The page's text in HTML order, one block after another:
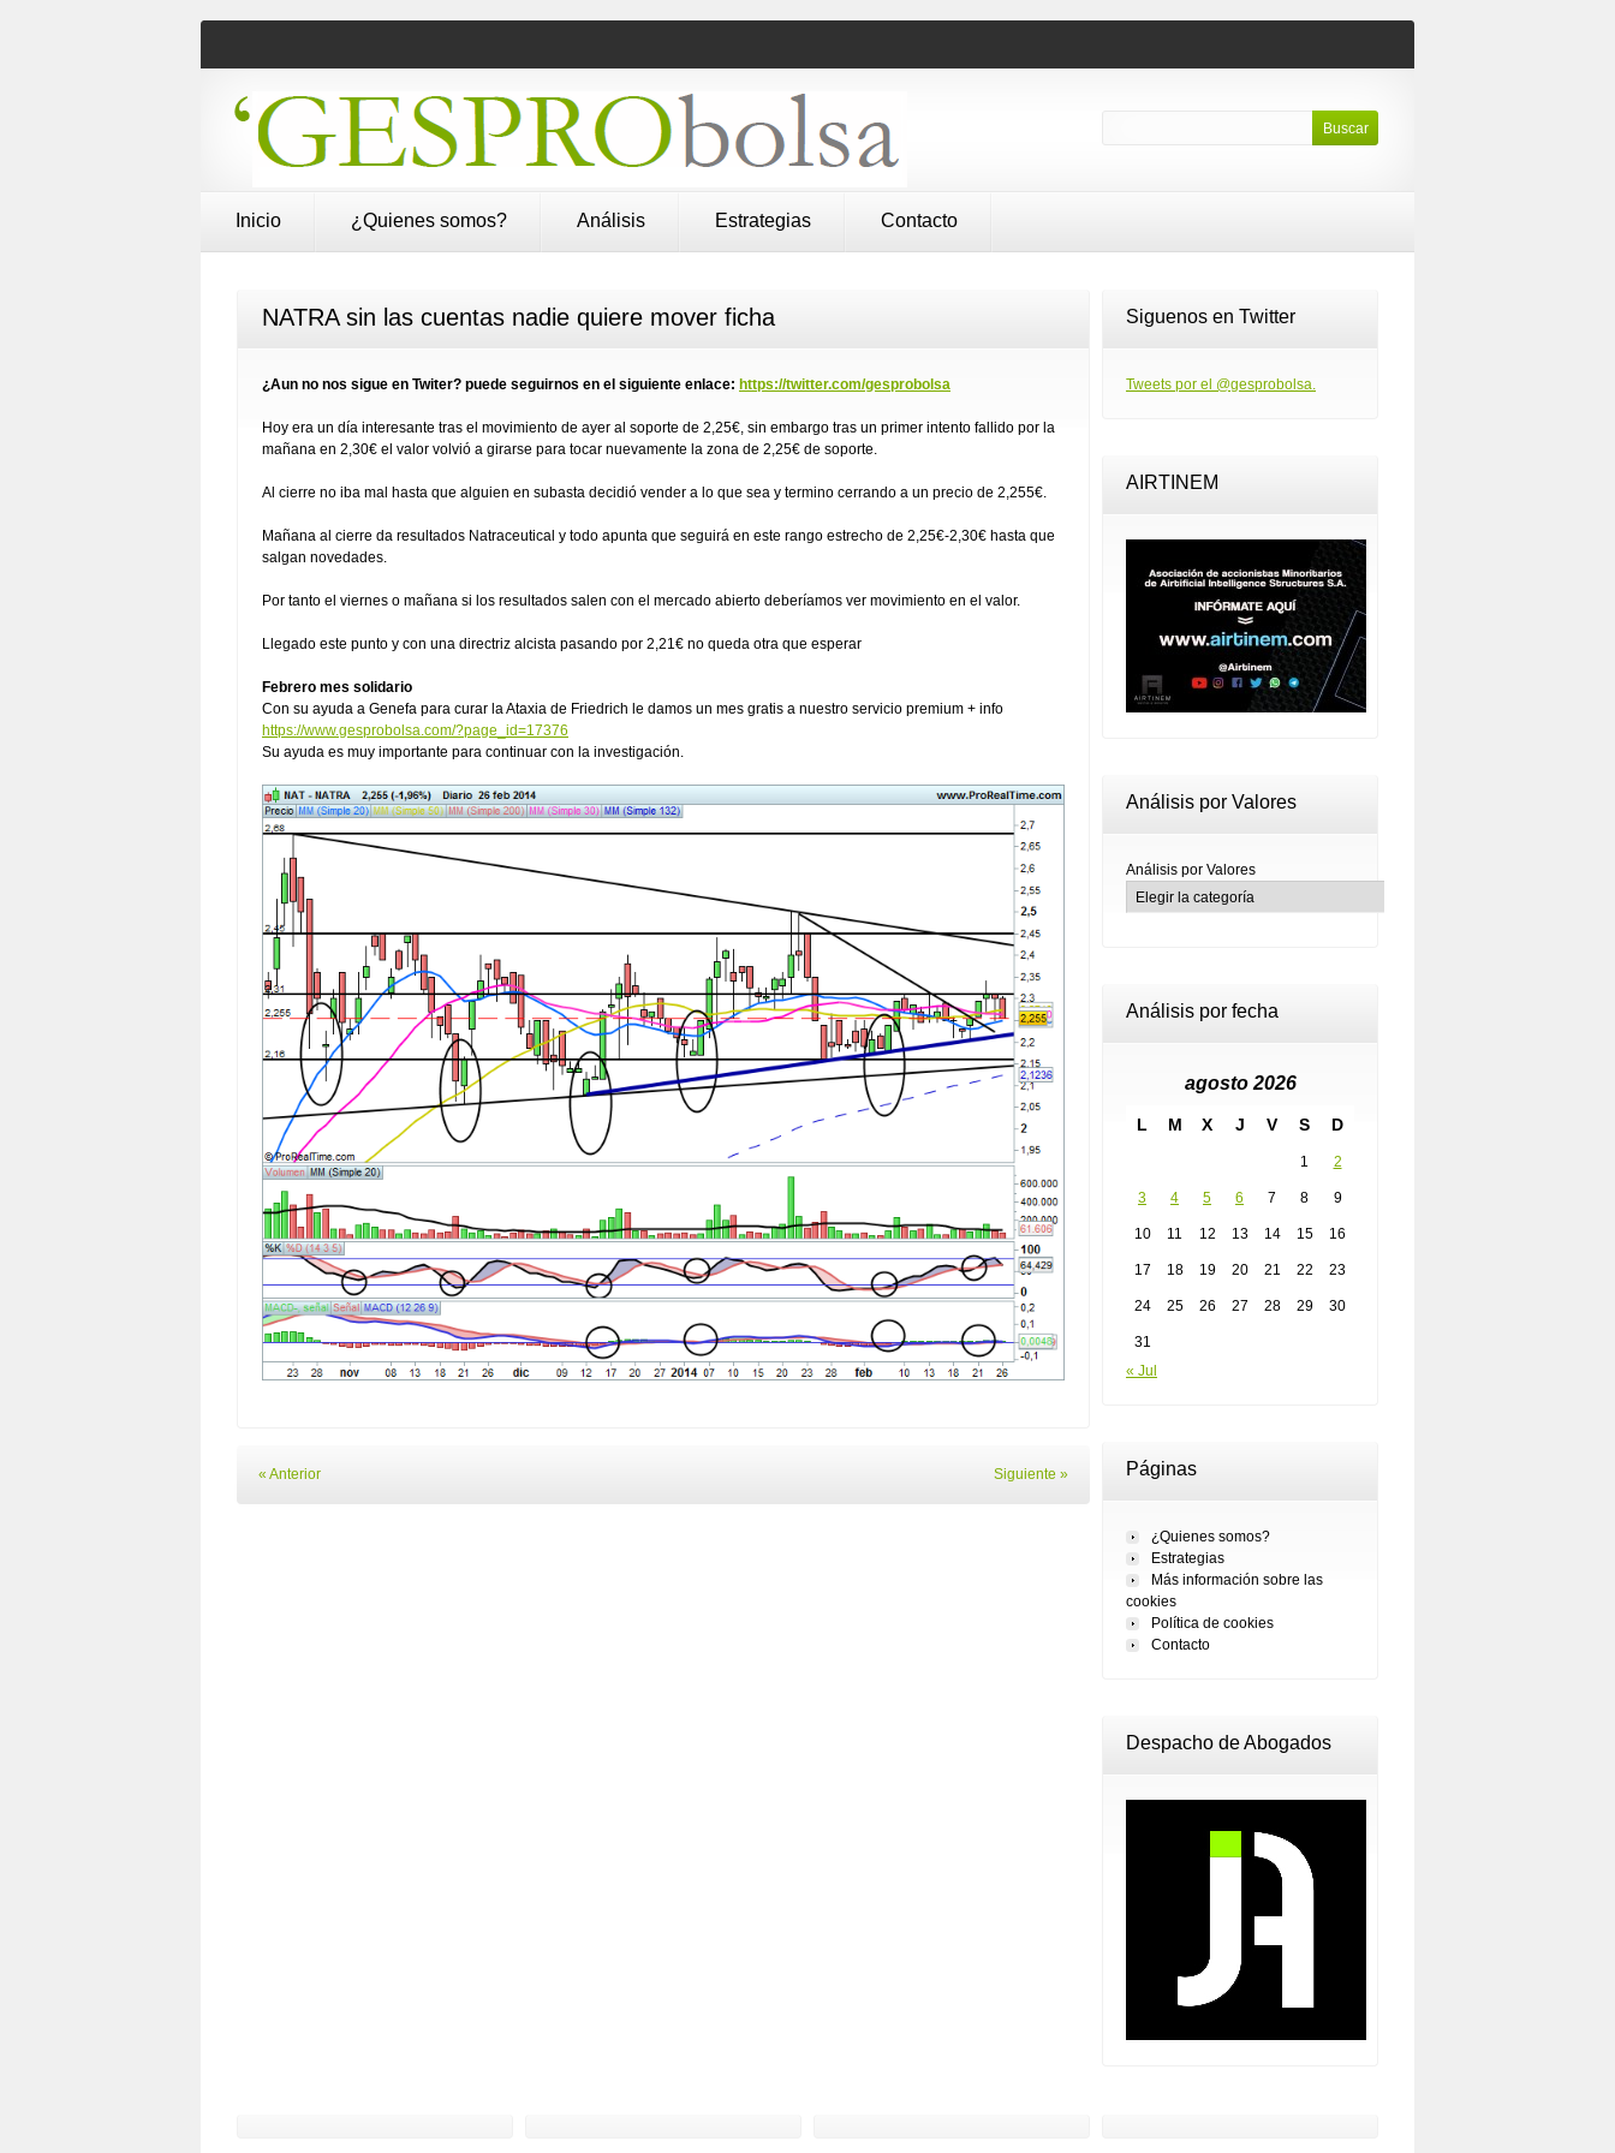
Inicio ¿Quienes somos? Análisis Estrategias Contacto
NATRA sin las cuentas nadie quiere mover ficha
¿Aun no nos sigue en Twiter? puede seguirnos en el siguiente enlace: https://twitter.com/gesprobolsa
Hoy era un día interesante tras el movimiento de ayer al soporte de 2,25€, sin embargo tras un primer intento fallido por la
mañana en 2,30€ el valor volvió a girarse para tocar nuevamente la zona de 2,25€ de soporte.
Al cierre no iba mal hasta que alguien en subasta decidió vender a lo que sea y termino cerrando a un precio de 2,255€.
Mañana al cierre da resultados Natraceutical y todo apunta que seguirá en este rango estrecho de 2,25€-2,30€ hasta que
salgan novedades.
Por tanto el viernes o mañana si los resultados salen con el mercado abierto deberíamos ver movimiento en el valor.
Llegado este punto y con una directriz alcista pasando por 2,21€ no queda otra que esperar
Febrero mes solidario
Con su ayuda a Genefa para curar la Ataxia de Friedrich le damos un mes gratis a nuestro servicio premium + info
https://www.gesprobolsa.com/?page_id=17376
Su ayuda es muy importante para continuar con la investigación.
« Anterior Siguiente »
Siguenos en Twitter
Tweets por el @gesprobolsa.
AIRTINEM
Análisis por Valores
Análisis por Valores
Análisis por fecha
agosto 2026
L M X J V S D
1 2
3 4 5 6 7 8 9
10 11 12 13 14 15 16
17 18 19 20 21 22 23
24 25 26 27 28 29 30
31
« Jul
Páginas
¿Quienes somos?
Estrategias
Más información sobre las
cookies
Política de cookies
Contacto
Despacho de Abogados